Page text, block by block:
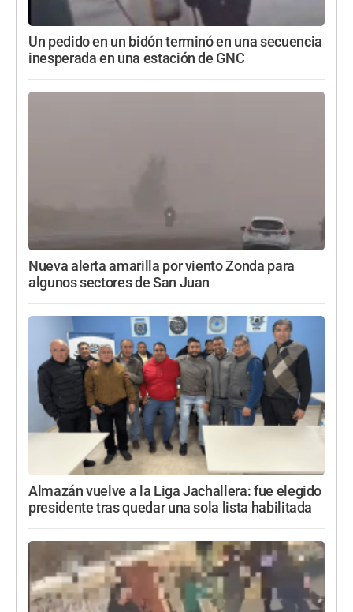
Un pedido en un bidón terminó en una secuencia
inesperada en una estación de GNC
Nueva alerta amarilla por viento Zonda para
algunos sectores de San Juan
Almazán vuelve a la Liga Jachallera: fue elegido
presidente tras quedar una sola lista habilitada